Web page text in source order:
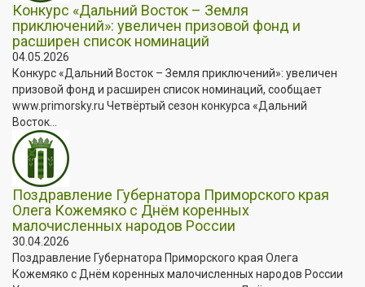
Конкурс «Дальний Восток – Земля
приключений»: увеличен призовой фонд и
расширен список номинаций
04.05.2026
Конкурс «Дальний Восток – Земля приключений»: увеличен
призовой фонд и расширен список номинаций, сообщает
www.primorsky.ru Четвёртый сезон конкурса «Дальний
Восток...
Поздравление Губернатора Приморского края
Олега Кожемяко с Днём коренных
малочисленных народов России
30.04.2026
Поздравление Губернатора Приморского края Олега
Кожемяко с Днём коренных малочисленных народов России